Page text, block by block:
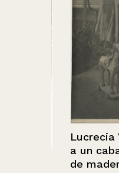
Lucrecia
a un
de madera